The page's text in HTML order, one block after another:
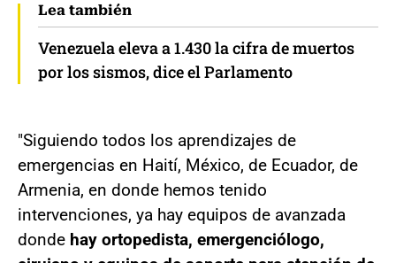
Lea también
Venezuela eleva a 1.430 la cifra de muertos
por los sismos, dice el Parlamento
"Siguiendo todos los aprendizajes de
emergencias en Haití, México, de Ecuador, de
Armenia, en donde hemos tenido
intervenciones, ya hay equipos de avanzada
donde hay ortopedista, emergenciólogo,